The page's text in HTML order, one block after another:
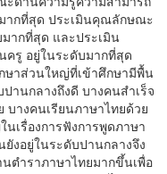
ากที่สุด ประเมินคุณลักษณะ
ากที่สุด และประเมิน
รู อยู่ในระดับมากที่สุด
ษาส่วนใหญ่ที่เข้าศึกษามีพื้น
านกลางถึงดี บางคนสำเร็จ
บางคนเรียนภาษาไทยด้วย
เรื่องการฟังการพูดภาษา
งอยู่ในระดับปานกลางจึง
ตำราภาษาไทยมากขึ้นเพื่อ